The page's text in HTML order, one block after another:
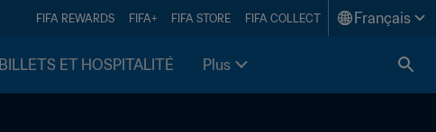
FIFA REWARDS FIFA+ FIFA STORE FIFA COLLECT Français
BILLETS ET HOSPITALITÉ Plus